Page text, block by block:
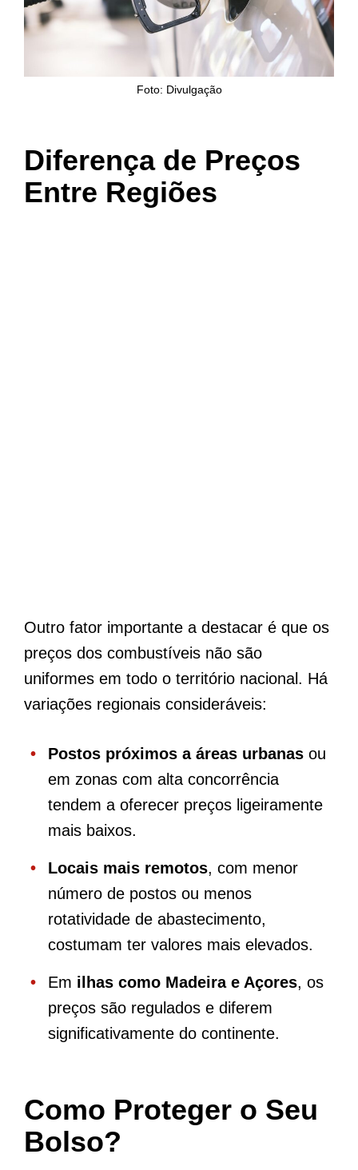
Foto: Divulgação
Diferença de Preços
Entre Regiões
Outro fator importante a destacar é que os
preços dos combustíveis não são
uniformes em todo o território nacional. Há
variações regionais consideráveis:
Postos próximos a áreas urbanas ou
em zonas com alta concorrência
tendem a oferecer preços ligeiramente
mais baixos.
Locais mais remotos, com menor
número de postos ou menos
rotatividade de abastecimento,
costumam ter valores mais elevados.
Em ilhas como Madeira e Açores, os
preços são regulados e diferem
significativamente do continente.
Como Proteger o Seu
Bolso?